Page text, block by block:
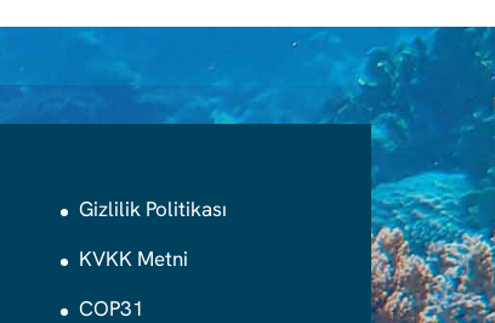
Gizlilik Politikası
KVKK Metni
COP31